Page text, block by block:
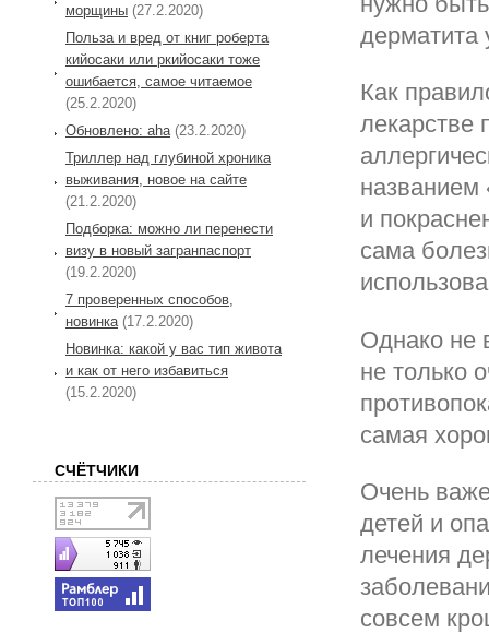
дерматита
Как
лекарстве
названием
и
сама
Однако не
не только
самая
Очень
детей и
лечения
совсем
морщины (27.2.2020)
Польза и вред от книг роберта
кийосаки или ркийосаки тоже
ошибается, самое читаемое
(25.2.2020)
Обновлено: aha (23.2.2020)
Триллер над глубиной хроника
выживания, новое на сайте
(21.2.2020)
Подборка: можно ли перенести
визу в новый загранпаспорт
(19.2.2020)
7 проверенных способов,
новинка (17.2.2020)
Новинка: какой у вас тип живота
и как от него избавиться
(15.2.2020)
СЧЁТЧИКИ